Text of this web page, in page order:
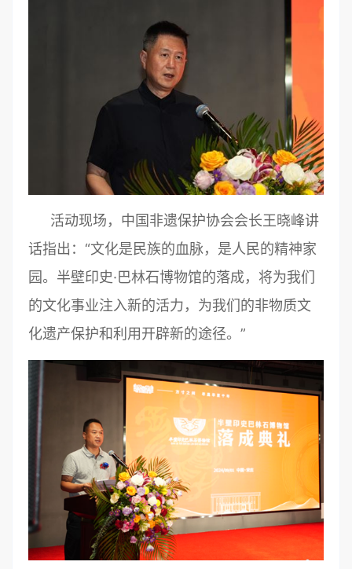
活动现场，中国非遗保护协会会长王晓峰讲
话指出：“文化是民族的血脉，是人民的精神家
园。半壁印史·巴林石博物馆的落成，将为我们
的文化事业注入新的活力，为我们的非物质文
化遗产保护和利用开辟新的途径。”